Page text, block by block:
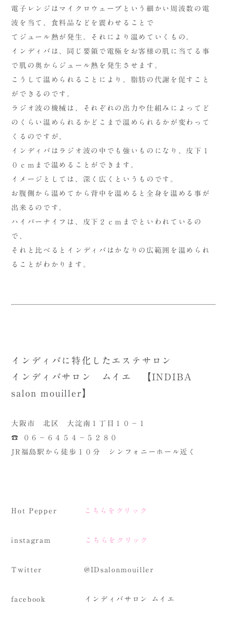
電子レンジはマイクロウェーブという細かい周波数の電
波を当て、食料品などを震わせることで
てジュール熱が発生。それにより温めていくもの。
インディバは、同じ要領で電極をお客様の肌に当てる事
で肌の奥からジュール熱を発生させます。
こうして温められることにより、脂肪の代謝を促すこと
ができるのです。
ラジオ波の機械は、それぞれの出力や仕組みによってど
のくらい温められるかどこまで温められるかが変わって
くるのですが、
インディバはラジオ波の中でも強いものになり、皮下１
０ｃｍまで温めることができます。
イメージとしては、深く広くというものです。
お腹側から温めてから背中を温めると全身を温める事が
出来るのです。
ハイパーナイフは、皮下２ｃｍまでといわれているの
で、
それと比べるとインディバはかなりの広範囲を温められ
ることがわかります。
インディバに特化したエステサロン
インディバサロン ムイエ 【INDIBA
salon mouiller】
大阪市 北区 大淀南１丁目１０－１
☎ ０６－６４５４－５２８０
JR福島駅から徒歩１０分 シンフォニーホール近く
Hot Pepper こちらをクリック
instagram こちらをクリック
Twitter @IDsalonmouiller
facebook インディバサロン ムイエ